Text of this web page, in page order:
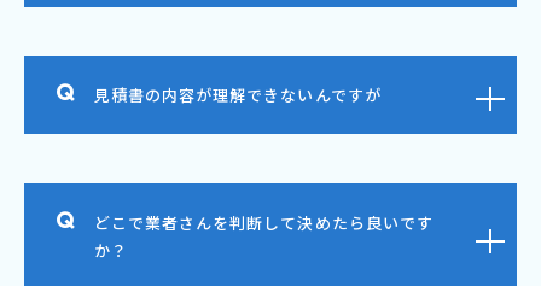
見積書の内容が理解できないんですが
どこで業者さんを判断して決めたら良いです
か？